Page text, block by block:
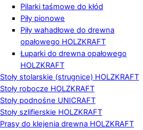
Pilarki taśmowe do kłód
Piły pionowe
Piły wahadłowe do drewna
opałowego HOLZKRAFT
Łuparki do drewna opałowego
HOLZKRAFT
Stoły stolarskie (strugnice) HOLZKRAFT
Stoły robocze HOLZKRAFT
Stoły podnośne UNICRAFT
Stoły szlifierskie HOLZKRAFT
Prasy do klejenia drewna HOLZKRAFT